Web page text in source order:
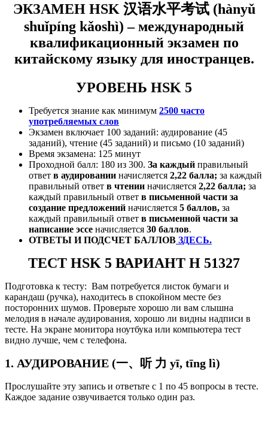
ЭКЗАМЕН HSK 汉语水平考试(hànyǔ
shuǐpíng kǎoshì) –международный
квалификационный экзамен по
китайскому языку для иностранцев.
УРОВЕНЬ HSK 5
Требуется знание как минимум 2500 часто
употребляемых слов
Экзамен включает 100 заданий: аудирование (45
заданий), чтение (45 заданий) и письмо (10 заданий)
Время экзамена: 125 минут
Проходной балл: 180 из 300. За каждый правильный
ответ в аудировании начисляется 2,22 балла; за каждый
правильный ответ в чтении начисляется 2,22 балла; за
каждый правильный ответ в письменной части за
создание предложений начисляется 5 баллов, за
каждый правильный ответ в письменной части за
написание эссе начисляется 30 баллов.
ОТВЕТЫ И ПОДСЧЕТ БАЛЛОВ ЗДЕСЬ.
ТЕСТ HSK 5 ВАРИАНТ H 51327
Подготовка к тесту: Вам потребуется листок бумаги и
карандаш (ручка), находитесь в спокойном месте без
посторонних шумов. Проверьте хорошо ли вам слышна
мелодия в начале аудирования, хорошо ли видны надписи в
тесте. На экране монитора ноутбука или компьютера тест
видно лучше, чем с телефона.
1. АУДИРОВАНИЕ (一、听 力 yī, tīng lì)
Прослушайте эту запись и ответьте с 1 по 45 вопросы в тесте.
Каждое задание озвучивается только один раз.